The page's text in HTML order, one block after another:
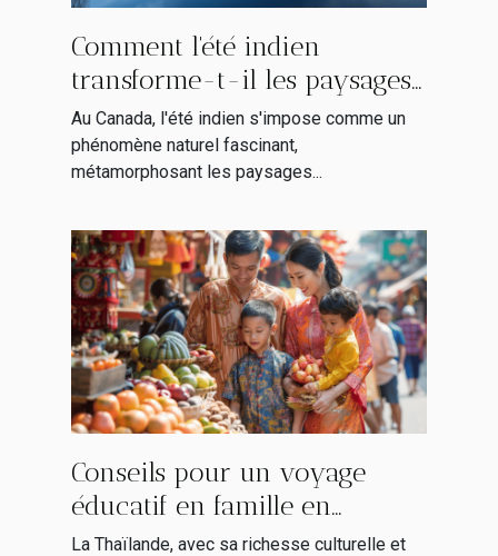
Comment l'été indien
transforme-t-il les paysages
canadiens ?
Au Canada, l'été indien s'impose comme un
phénomène naturel fascinant,
métamorphosant les paysages...
Conseils pour un voyage
éducatif en famille en
Thaïlande
La Thaïlande, avec sa richesse culturelle et